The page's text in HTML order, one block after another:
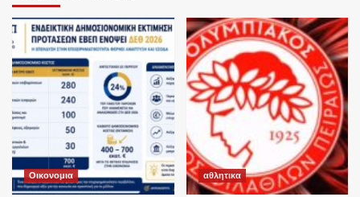
Οικονομια αθλητικα